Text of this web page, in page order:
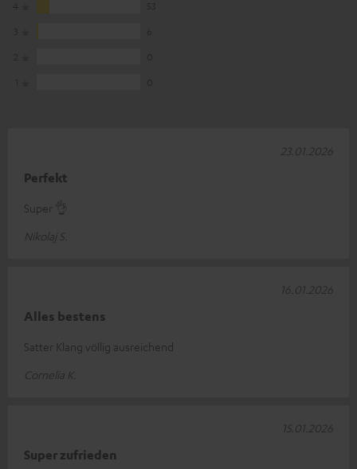
Perfekt
Super 👌
Nikolaj S.
23.01.2026
Alles bestens
Satter Klang völlig ausreichend
Cornelia K.
16.01.2026
Super zufrieden
15.01.2026